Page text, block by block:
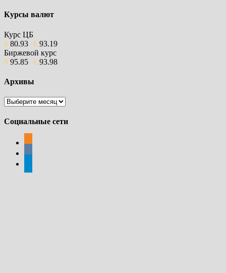
Курсы валют
Курс ЦБ
$ 80.93 € 93.19
Биржевой курс
$ 95.85 € 93.98
Архивы
Архивы
Социальные сети